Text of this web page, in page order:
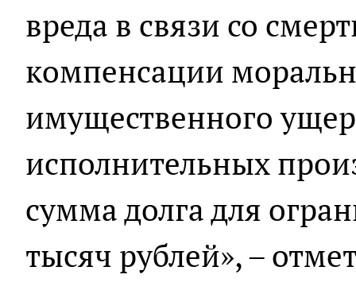
вреда в связи со
компенсации
имущественного
исполнительных
сумма долга для
тысяч рублей», –